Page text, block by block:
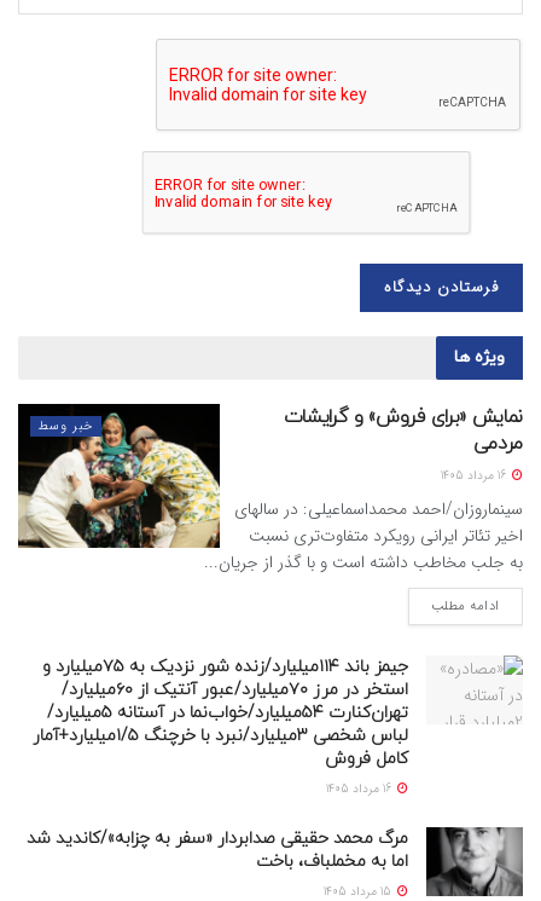
ویژه ها
خبر وسط
نمایش «برای فروش» و گرایشات
مردمی
سینماروزان/احمد محمداسماعیلی: در سالهای
اخیر تئاتر ایرانی رویکرد متفاوت‌تری نسبت
به جلب مخاطب داشته است و با گذر از جریان...
ادامه مطلب
جیمز باند ۱۱۴میلیارد/زنده شور نزدیک به ۷۵میلیارد و
استخر در مرز ۷۰میلیارد/عبور آنتیک از ۶۰میلیارد/
تهران‌کنارت ۵۴میلیارد/خواب‌نما در آستانه ۵میلیارد/
لباس شخصی ۳میلیارد/نبرد با خرچنگ ۱/۵میلیارد+آمار
کامل فروش
مرگ محمد حقیقی صدابردار «سفر به چزابه»/کاندید شد
اما به مخملباف، باخت